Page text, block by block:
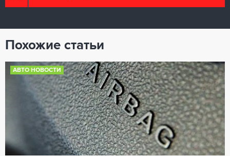
Похожие статьи
АВТО НОВОСТИ